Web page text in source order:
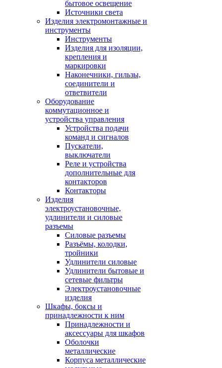
бытовое освещение
Источники света
Изделия электромонтажные и
инструменты
Инструменты
Изделия для изоляции,
крепления и
маркировки
Наконечники, гильзы,
соединители и
ответвители
Оборудование
коммутационное и
устройства управления
Устройства подачи
команд и сигналов
Пускатели,
выключатели
Реле и устройства
дополнительные для
контакторов
Контакторы
Изделия
электроустановочные,
удлинители и силовые
разъемы
Силовые разъемы
Разъёмы, колодки,
тройники
Удлинители силовые
Удлинители бытовые и
сетевые фильтры
Электроустановочные
изделия
Шкафы, боксы и
принадлежности к ним
Принадлежности и
аксессуары для шкафов
Оболочки
металлические
Корпуса металлические